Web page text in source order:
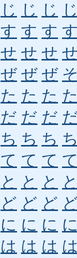
じ じ じ
す す す
せ せ せ
ぜ ぜ ぜ
た た た
だ だ だ
ち ち ち
て て て
と と と
ど ど ど
に に に
は は は